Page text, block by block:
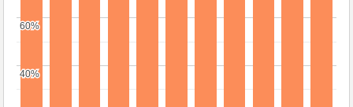
40%
40%
60%
60%